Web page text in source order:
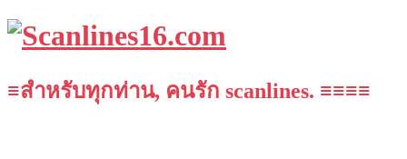
≡สำหรับทุกท่าน, คนรัก scanlines. ≡≡≡≡